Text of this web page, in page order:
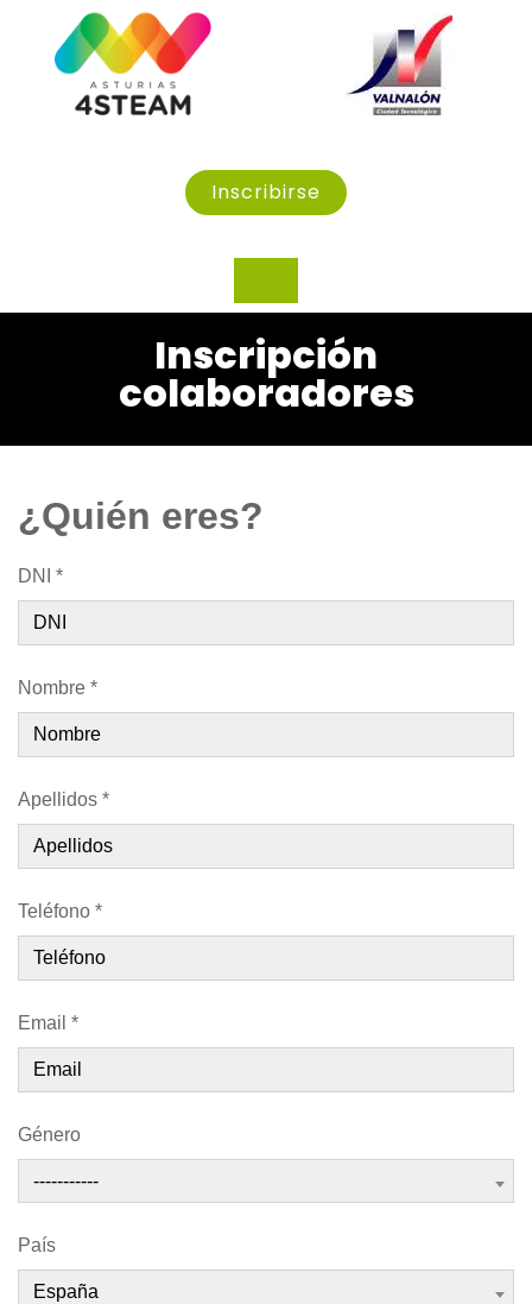
Inscribirse
Inscripción
colaboradores
¿Quién eres?
DNI *
Nombre *
Apellidos *
Teléfono *
Email *
Género
-----------
País
España